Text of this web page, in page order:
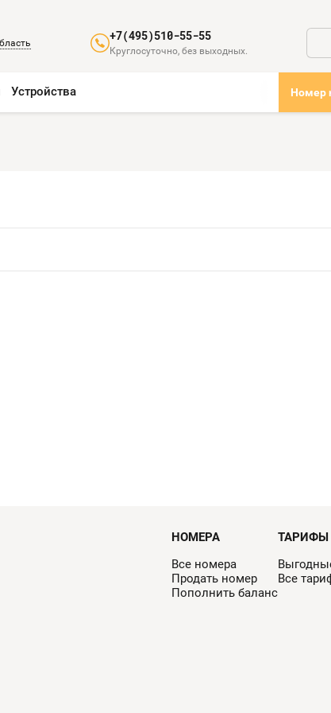
+7(495)510-55-55
Круглосуточно, без выходных.
Устройства Номер
НОМЕРА
Все номера
Продать номер
Пополнить баланс
ТАРИФЫ
Все